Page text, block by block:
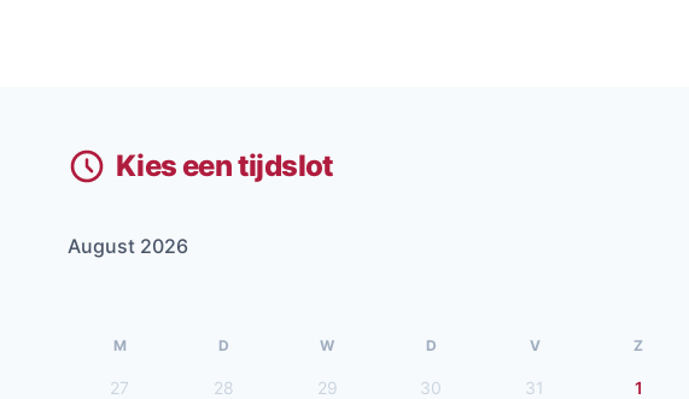
Kies een tijdslot
August 2026
M D W D V Z
27 28 29 30 31 1